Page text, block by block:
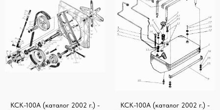
КСК-100А (каталог 2002 г.) -
КСК-100А (каталог 2002 г.) -